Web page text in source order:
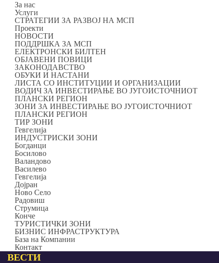
За нас
Услуги
СТРАТЕГИИ ЗА РАЗВОЈ НА МСП
Проекти
НОВОСТИ
ПОДДРШКА ЗА МСП
ЕЛЕКТРОНСКИ БИЛТЕН
ОБЈАВЕНИ ПОВИЦИ
ЗАКОНОДАВСТВО
ОБУКИ И НАСТАНИ
ЛИСТА СО ИНСТИТУЦИИ И ОРГАНИЗАЦИИ
ВОДИЧ ЗА ИНВЕСТИРАЊЕ ВО ЈУГОИСТОЧНИОТ
ПЛАНСКИ РЕГИОН
ЗОНИ ЗА ИНВЕСТИРАЊЕ ВО ЈУГОИСТОЧНИОТ
ПЛАНСКИ РЕГИОН
ТИР ЗОНИ
Гевгелија
ИНДУСТРИСКИ ЗОНИ
Богданци
Босилово
Валандово
Василево
Гевгелија
Дојран
Ново Село
Радовиш
Струмица
Конче
ТУРИСТИЧКИ ЗОНИ
БИЗНИС ИНФРАСТРУКТУРА
База на Компании
Контакт
ВЕСТИ